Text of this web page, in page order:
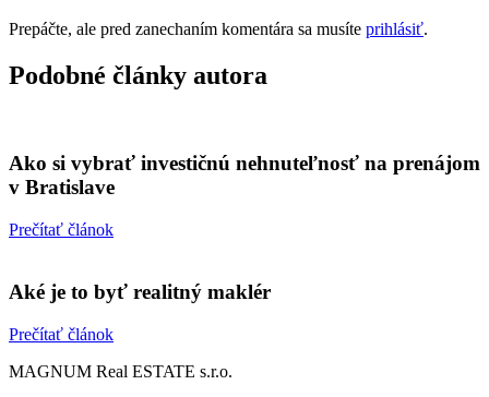
Prepáčte, ale pred zanechaním komentára sa musíte prihlásiť.
Podobné články autora
Ako si vybrať investičnú nehnuteľnosť na prenájom
v Bratislave
Prečítať článok
Aké je to byť realitný maklér
Prečítať článok
MAGNUM Real ESTATE s.r.o.